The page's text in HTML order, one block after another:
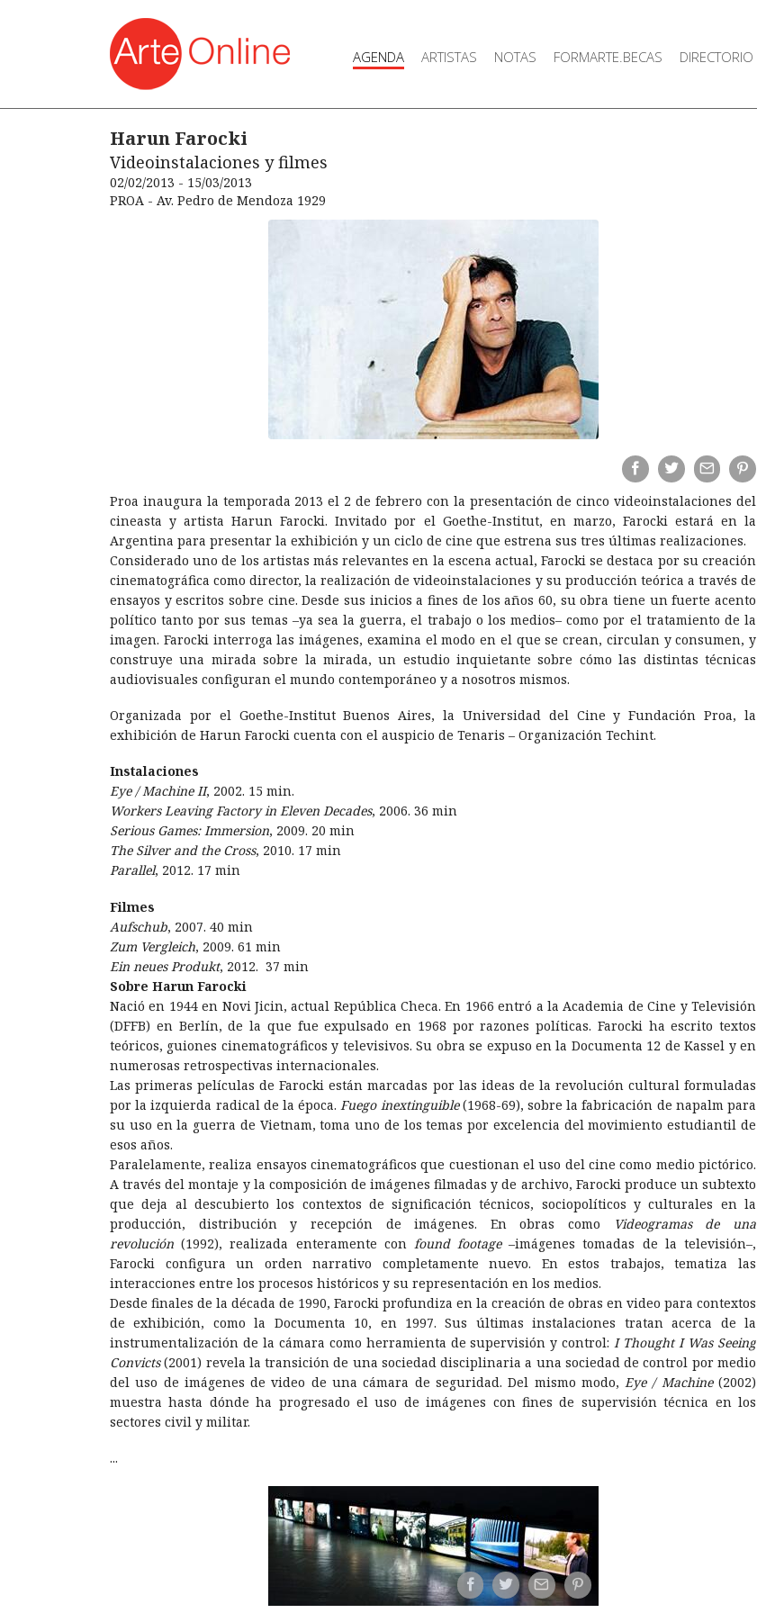
AGENDA ARTISTAS NOTAS FORMARTE.BECAS DIRECTORIO
Harun Farocki
Videoinstalaciones y filmes
02/02/2013 - 15/03/2013
PROA - Av. Pedro de Mendoza 1929
Proa inaugura la temporada 2013 el 2 de febrero con la presentación de cinco videoinstalaciones del
cineasta y artista Harun Farocki. Invitado por el Goethe-Institut, en marzo, Farocki estará en la
Argentina para presentar la exhibición y un ciclo de cine que estrena sus tres últimas realizaciones.
Considerado uno de los artistas más relevantes en la escena actual, Farocki se destaca por su creación
cinematográfica como director, la realización de videoinstalaciones y su producción teórica a través de
ensayos y escritos sobre cine. Desde sus inicios a fines de los años 60, su obra tiene un fuerte acento
político tanto por sus temas –ya sea la guerra, el trabajo o los medios– como por el tratamiento de la
imagen. Farocki interroga las imágenes, examina el modo en el que se crean, circulan y consumen, y
construye una mirada sobre la mirada, un estudio inquietante sobre cómo las distintas técnicas
audiovisuales configuran el mundo contemporáneo y a nosotros mismos.
Organizada por el Goethe-Institut Buenos Aires, la Universidad del Cine y Fundación Proa, la
exhibición de Harun Farocki cuenta con el auspicio de Tenaris – Organización Techint.
Instalaciones
Eye / Machine II, 2002. 15 min.
Workers Leaving Factory in Eleven Decades, 2006. 36 min
Serious Games: Immersion, 2009. 20 min
The Silver and the Cross, 2010. 17 min
Parallel, 2012. 17 min
Filmes
Aufschub, 2007. 40 min
Zum Vergleich, 2009. 61 min
Ein neues Produkt, 2012. 37 min
Sobre Harun Farocki
Nació en 1944 en Novi Jicin, actual República Checa. En 1966 entró a la Academia de Cine y Televisión
(DFFB) en Berlín, de la que fue expulsado en 1968 por razones políticas. Farocki ha escrito textos
teóricos, guiones cinematográficos y televisivos. Su obra se expuso en la Documenta 12 de Kassel y en
numerosas retrospectivas internacionales.
Las primeras películas de Farocki están marcadas por las ideas de la revolución cultural formuladas
por la izquierda radical de la época. Fuego inextinguible(1968-69), sobre la fabricación de napalm para
su uso en la guerra de Vietnam, toma uno de los temas por excelencia del movimiento estudiantil de
esos años.
Paralelamente, realiza ensayos cinematográficos que cuestionan el uso del cine como medio pictórico.
A través del montaje y la composición de imágenes filmadas y de archivo, Farocki produce un subtexto
que deja al descubierto los contextos de significación técnicos, sociopolíticos y culturales en la
producción, distribución y recepción de imágenes. En obras como
Videogramas de una
revolución (1992), realizada enteramente con found footage–imágenes tomadas de la televisión–,
Farocki configura un orden narrativo completamente nuevo. En estos trabajos, tematiza las
interacciones entre los procesos históricos y su representación en los medios.
Desde finales de la década de 1990, Farocki profundiza en la creación de obras en video para contextos
de exhibición, como la Documenta 10, en 1997. Sus últimas instalaciones tratan acerca de la
instrumentalización de la cámara como herramienta de supervisión y control: I Thought I Was Seeing
Convicts(2001) revela la transición de una sociedad disciplinaria a una sociedad de control por medio
del uso de imágenes de video de una cámara de seguridad. Del mismo modo, Eye / Machine(2002)
muestra hasta dónde ha progresado el uso de imágenes con fines de supervisión técnica en los
sectores civil y militar.
...